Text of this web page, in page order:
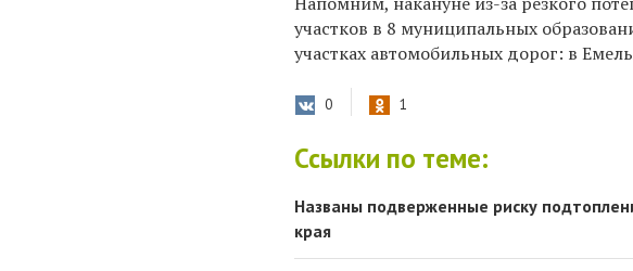
участков в 8 муниципальных
участках автомобильных дорог: в
0 1
Ссылки по теме:
Названы подверженные риску
края